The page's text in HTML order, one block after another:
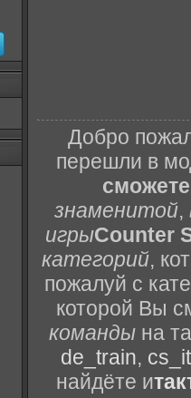
Добро
перешли в
знаменитой,
игрыCounter
категорий,
пожалуй с
которой Вы
команды на
de_train,
найдёте и